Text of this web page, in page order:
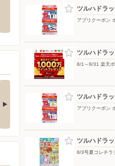
９月６日(日)までのスペシャルプ
ライス！
予約受付中☆8月21
発売 ワンバ…
予約購入特典☆ 8月20
までにご予約、9月…
ツルハドラ
アプリクーポン
ツルハドラ
8/1～8/31 楽天
ツルハドラ
アプリクーポン
ツルハドラ
8/3号夏コレチラ